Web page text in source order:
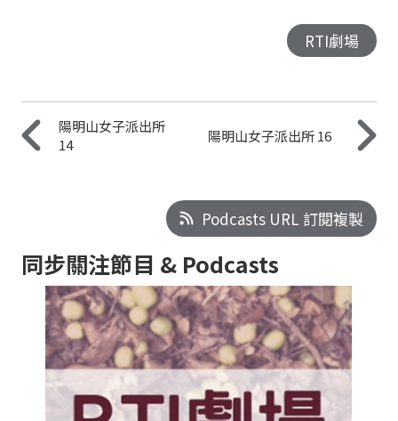
RTI劇場
陽明山女子派出所
14
陽明山女子派出所 16
Podcasts URL 訂閱複製
同步關注節目 & Podcasts